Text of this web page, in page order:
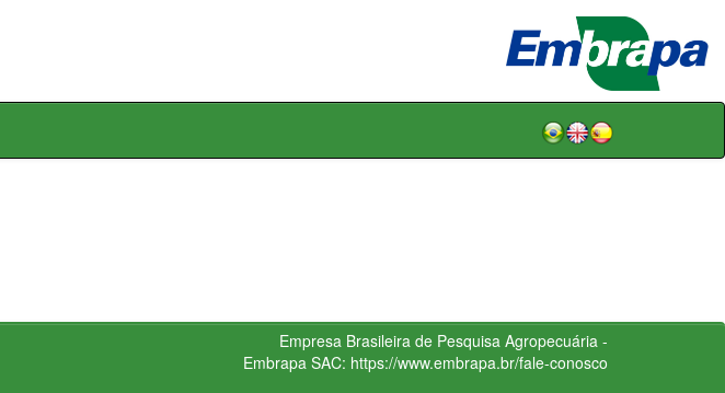
Empresa Brasileira de Pesquisa Agropecuária -
Embrapa SAC: https://www.embrapa.br/fale-conosco